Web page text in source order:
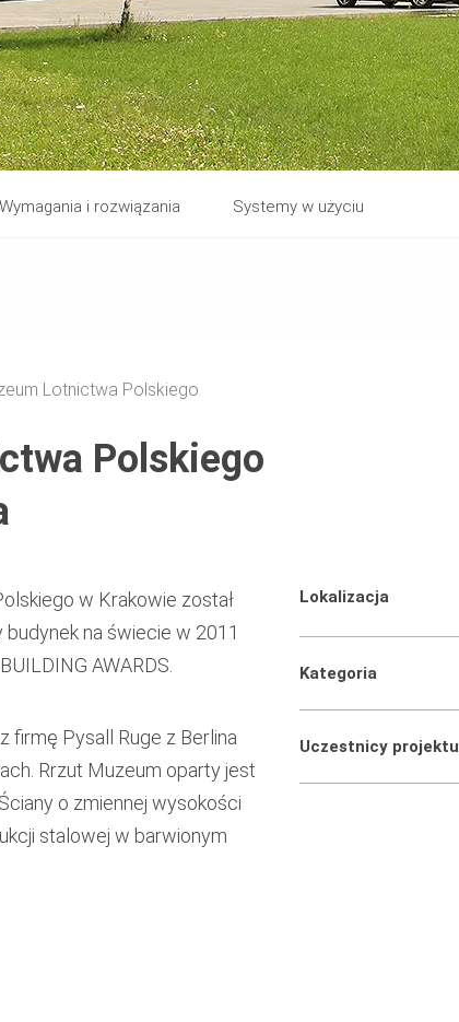
Wymagania i rozwiązania Systemy w użyciu
Lotnictwa Polskiego
Polskiego
w Krakowie został
na świecie w 2011
AWARDS.
firmę Pysall Ruge z Berlina
Rrzut Muzeum oparty jest
o zmiennej wysokości
stalowej w barwionym
Lokalizacja
Kategoria
Uczestnicy projektu